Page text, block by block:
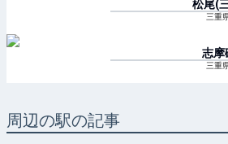
松尾(
三重
志摩
三重
周辺の駅の記事